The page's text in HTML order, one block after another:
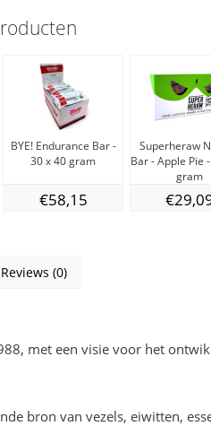
BYE! Endurance Bar -
30 x 40 gram
€58,15
Superheraw
Bar - Apple Pie
gram
Reviews (0)
met een visie voor het
bron van vezels, eiwitten,